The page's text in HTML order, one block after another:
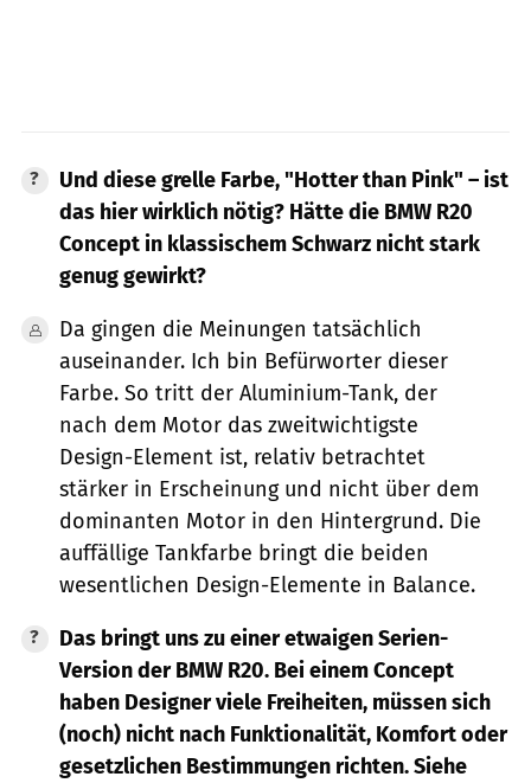
Und diese grelle Farbe, "Hotter than Pink" – ist
das hier wirklich nötig? Hätte die BMW R20
Conceptin klassischem Schwarz nicht stark
genug gewirkt?
Da gingen die Meinungen tatsächlich
auseinander. Ich bin Befürworter dieser
Farbe. So tritt der Aluminium-Tank, der
nach dem Motor das zweitwichtigste
Design-Element ist, relativ betrachtet
stärker in Erscheinung und nicht über dem
dominanten Motor in den Hintergrund. Die
auffällige Tankfarbe bringt die beiden
wesentlichen Design-Elemente in Balance.
Das bringt uns zu einer etwaigen Serien-
Version derBMW R20. Bei einem Concept
haben Designer viele Freiheiten, müssen sich
(noch) nicht nach Funktionalität, Komfort oder
gesetzlichen Bestimmungen richten. Siehe